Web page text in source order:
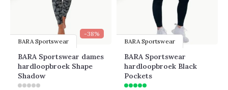
-38%
BARA Sportswear
BARA Sportswear dames
hardloopbroek Shape
Shadow
BARA Sportswear
BARA Sportswear
hardloopbroek Black
Pockets